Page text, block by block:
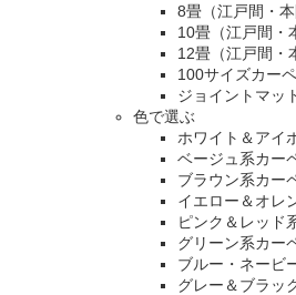
8畳（江戸間・
10畳（江戸間・
12畳（江戸間・
100サイズカー
ジョイントマッ
色で選ぶ
ホワイト＆アイ
ベージュ系カー
ブラウン系カー
イエロー＆オレ
ピンク＆レッド
グリーン系カー
ブルー・ネービ
グレー＆ブラッ